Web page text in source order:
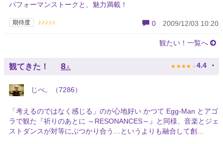
パフォーマンストークと、魅力満載！
期待度 ♪♪♪♪♪ 0 2009/12/03 10:20
観たい！一覧へ
観てきた！ 8 人 ★ ★ ★ ★ ★ 4.4
じべ。（7286）
「考えるのではなく感じる」のが心地好い かつて Egg-Man とアゴ
ラで観た『祈りのあとに ～RESONANCES～』と同様、音楽とジェ
ストダンスが対等にぶつかり合う…というよりも融合して創...